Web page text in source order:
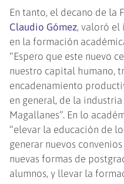
En tanto, el decano de la
Claudio Gómez, valoró el
en la formación
“Espero que este nuevo
nuestro capital humano,
encadenamiento
en general, de la
Magallanes”. En lo
“elevar la educación de
generar nuevos
nuevas formas de
alumnos, y llevar la